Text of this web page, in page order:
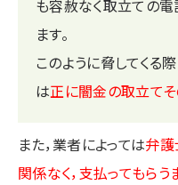
も容赦なく取立ての電
ます。
このように脅してくる
は正に闇金の取立て
また，業者によっては弁護
関係なく，支払ってもら